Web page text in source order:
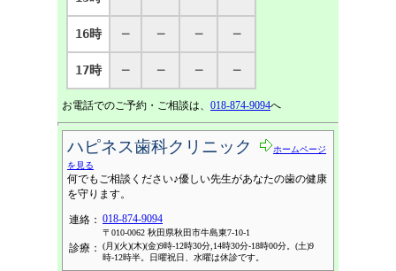
16時 ─ ─ ─ ─
17時 ─ ─ ─ ─
お電話でのご予約・ご相談は、 018-874-9094へ
ハピネス歯科クリニック
ホームページ
を見る
何でもご相談ください♪優しい先生があなたの歯の健康
を守ります。
連絡： 018-874-9094
〒010-0062 秋田県秋田市牛島東7-10-1
診療：
(月)(火)(木)(金)9時-12時30分,14時30分-18時00分。(土)9
時-12時半。日曜祝日、水曜は休診です。